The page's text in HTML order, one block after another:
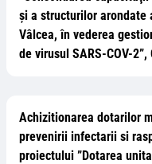
şi a structurilor arondate
Vâlcea, în vederea
de virusul SARS-COV-
Achizitionarea dotarilor
prevenirii infectarii si
proiectului ”Dotarea